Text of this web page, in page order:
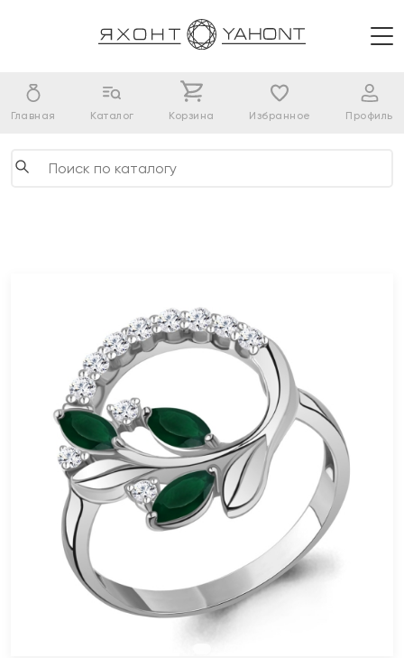
Главная Каталог Корзина Избранное Профиль